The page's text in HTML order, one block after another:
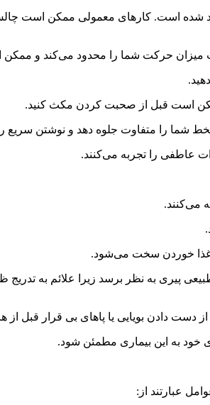
است. کارهای معمولی ممکن است چالش
حرکت شما را محدود می‌کند و ممکن
است قبل از صحبت کردن مکث کنید.
شما را متفاوت جلوه دهد و نوشتن سریع
عاطفی را تجربه می‌کنند.
می‌کنند.
و غذا خوردن سخت می‌شود.
پیری به نظر برسد زیرا علائم به
دادن بویایی یا پاهای بی قرار قبل از
خود به این بیماری مطمئن شود.
عبارتند از: